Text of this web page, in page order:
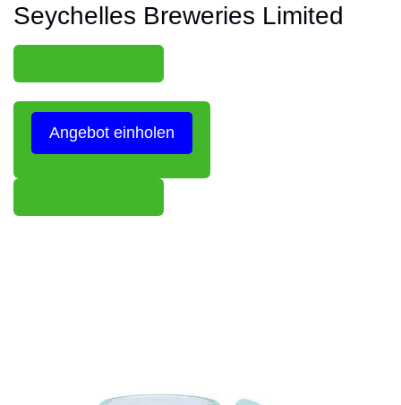
Seychelles Breweries Limited
Angebot einholen